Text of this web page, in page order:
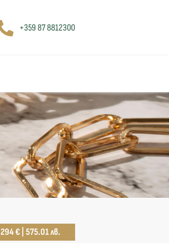
+359 87 8812300
294 € | 575.01 лв.